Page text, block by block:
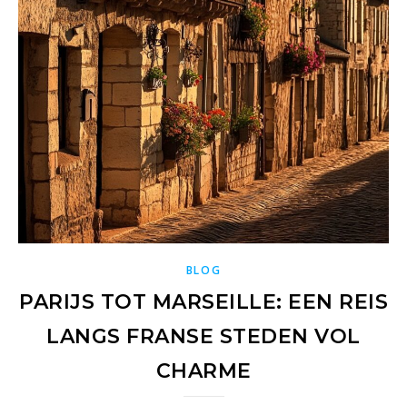
BLOG
PARIJS TOT MARSEILLE: EEN REIS
LANGS FRANSE STEDEN VOL
CHARME